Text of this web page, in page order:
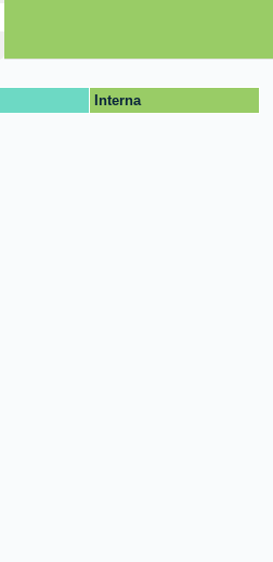
Interna